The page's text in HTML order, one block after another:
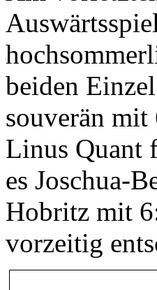
beiden
souverän mit
Linus Quant
es Joschua-
Hobritz mit
vorzeitig